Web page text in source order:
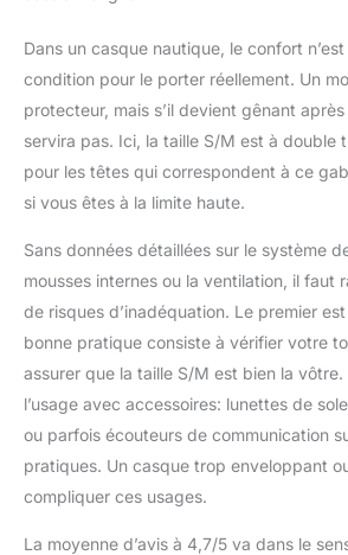
Dans un casque nautique, le confort
condition pour le porter réellement. Un
protecteur, mais s’il devient gênant
servira pas. Ici, la taille S/M est à double
pour les têtes qui correspondent à ce
si vous êtes à la limite haute.
Sans données détaillées sur le système
mousses internes ou la ventilation, il faut
de risques d’inadéquation. Le premier est
bonne pratique consiste à vérifier votre
assurer que la taille S/M est bien la
l’usage avec accessoires: lunettes de
ou parfois écouteurs de communication
pratiques. Un casque trop enveloppant
compliquer ces usages.
La moyenne d’avis à 4,7/5 va dans le